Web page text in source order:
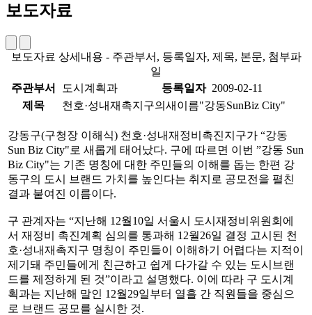
보도자료
보도자료 상세내용 - 주관부서, 등록일자, 제목, 본문, 첨부파
일
주관부서
도시계획과 등록일자 2009-02-11
제목
천호·성내재촉지구의새이름"강동SunBiz City"
강동구(구청장 이해식) 천호·성내재정비촉진지구가 “강동
Sun Biz City"로 새롭게 태어났다. 구에 따르면 이번 ”강동 Sun
Biz City"는 기존 명칭에 대한 주민들의 이해를 돕는 한편 강
동구의 도시 브랜드 가치를 높인다는 취지로 공모전을 펼친
결과 붙여진 이름이다.
구 관계자는 “지난해 12월10일 서울시 도시재정비위원회에
서 재정비 촉진계획 심의를 통과해 12월26일 결정 고시된 천
호·성내재촉지구 명칭이 주민들이 이해하기 어렵다는 지적이
제기돼 주민들에게 친근하고 쉽게 다가갈 수 있는 도시브랜
드를 제정하게 된 것”이라고 설명했다. 이에 따라 구 도시계
획과는 지난해 말인 12월29일부터 열흘 간 직원들을 중심으
로 브랜드 공모를 실시한 것.